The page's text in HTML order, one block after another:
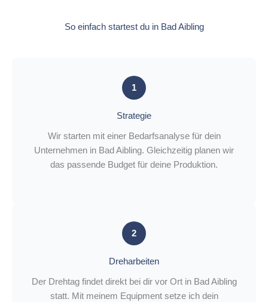
So einfach startest du in Bad Aibling
1
Strategie
Wir starten mit einer Bedarfsanalyse für dein
Unternehmen in Bad Aibling. Gleichzeitig planen wir
das passende Budget für deine Produktion.
2
Dreharbeiten
Der Drehtag findet direkt bei dir vor Ort in Bad Aibling
statt. Mit meinem Equipment setze ich dein